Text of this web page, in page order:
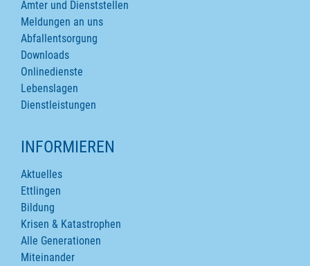
Ämter und Dienststellen
Meldungen an uns
Abfallentsorgung
Downloads
Onlinedienste
Lebenslagen
Dienstleistungen
INFORMIEREN
Aktuelles
Ettlingen
Bildung
Krisen & Katastrophen
Alle Generationen
Miteinander